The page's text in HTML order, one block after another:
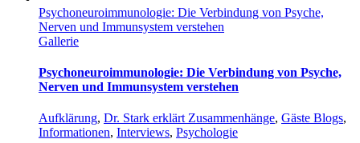
Psychoneuroimmunologie: Die Verbindung von Psyche,
Nerven und Immunsystem verstehen
Gallerie
Psychoneuroimmunologie: Die Verbindung von Psyche,
Nerven und Immunsystem verstehen
Aufklärung, Dr. Stark erklärt Zusammenhänge, Gäste Blogs,
Informationen, Interviews, Psychologie